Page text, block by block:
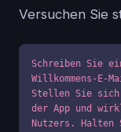
Versuchen Sie
Schreiben Sie
Willkommens-E-
Stellen Sie
der App und
Nutzers. Halten